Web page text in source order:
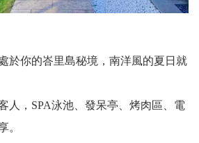
於你的峇里島秘境，南洋風的夏日就
人，SPA泳池、發呆亭、烤肉區、電
。